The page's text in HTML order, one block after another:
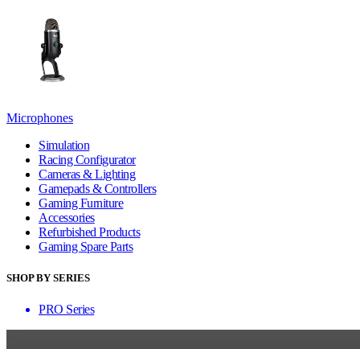
Microphones
Simulation
Racing Configurator
Cameras & Lighting
Gamepads & Controllers
Gaming Furniture
Accessories
Refurbished Products
Gaming Spare Parts
SHOP BY SERIES
PRO Series